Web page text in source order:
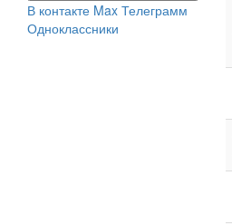
В контакте Max Телеграмм
Одноклассники